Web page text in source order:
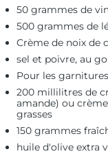
50 grammes de
500 grammes de
Crème de noix de
sel et poivre, au
Pour les
200 millilitres de
amande) ou
grasses
150 grammes
huile d'olive extra